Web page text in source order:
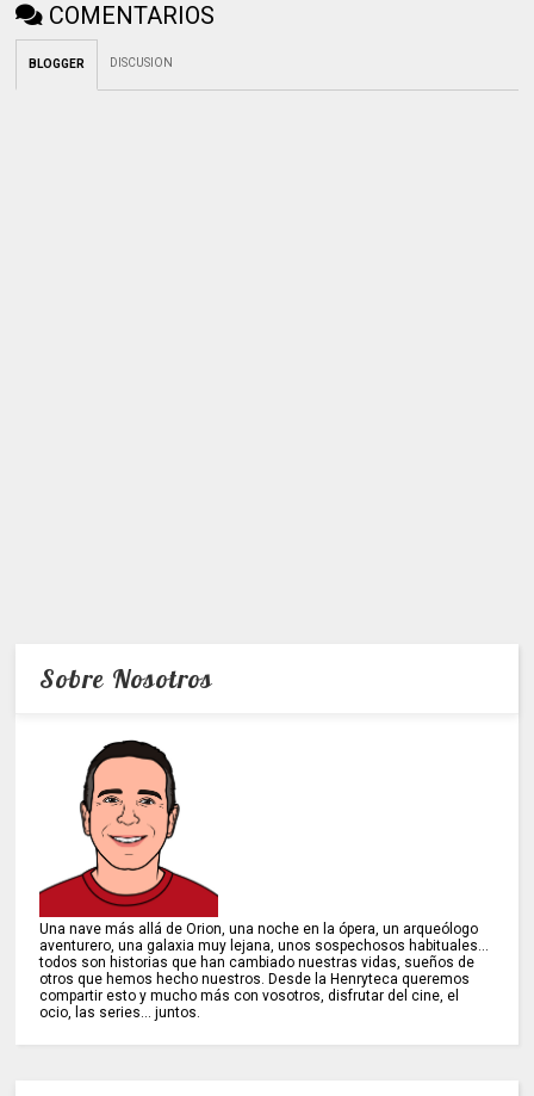
COMENTARIOS
BLOGGER DISCUSION
Sobre Nosotros
Una nave más allá de Orion, una noche en la ópera, un arqueólogo
aventurero, una galaxia muy lejana, unos sospechosos habituales...
todos son historias que han cambiado nuestras vidas, sueños de
otros que hemos hecho nuestros. Desde la Henryteca queremos
compartir esto y mucho más con vosotros, disfrutar del cine, el
ocio, las series... juntos.